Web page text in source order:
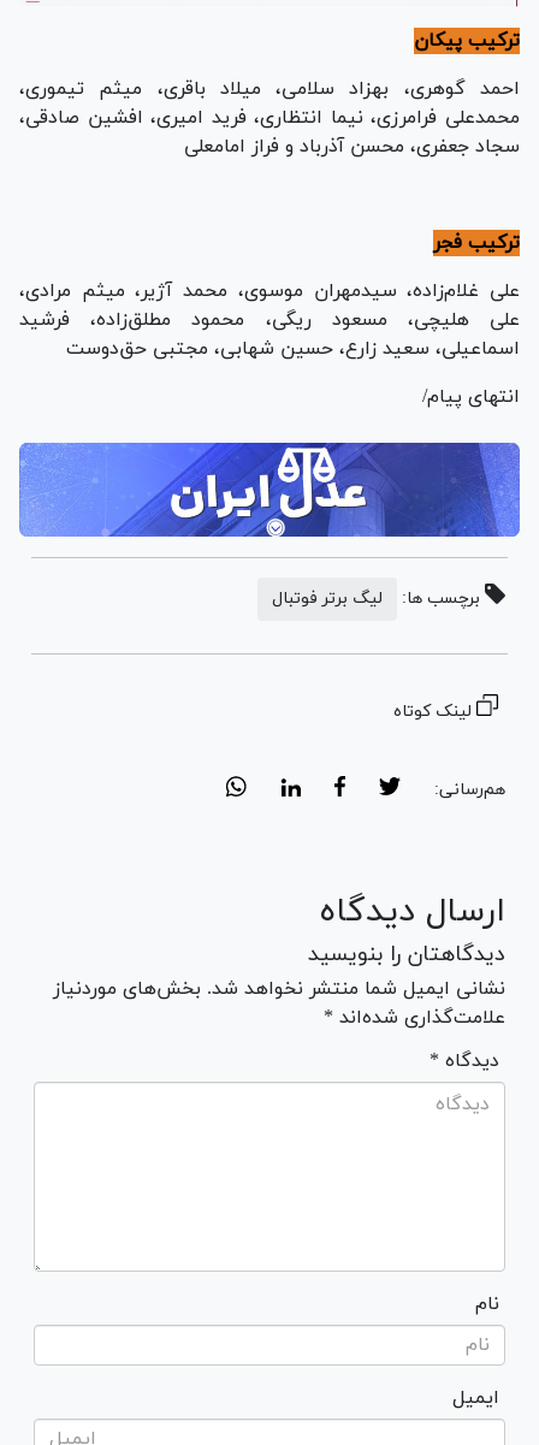
ترکیب پیکان
احمد گوهری، بهزاد سلامی، میلاد باقری، میثم تیموری،
محمدعلی فرامرزی، نیما انتظاری، فرید امیری، افشین صادقی،
سجاد جعفری، محسن آذرباد و فراز امامعلی
ترکیب فجر
علی غلام‌زاده، سیدمهران موسوی، محمد آژیر، میثم مرادی،
علی هلیچی، مسعود ریگی، محمود مطلق‌زاده، فرشید
اسماعیلی، سعید زارع، حسین شهابی، مجتبی حق‌دوست
انتهای پیام/
برچسب ها: لیگ برتر فوتبال
لینک کوتاه
هم‌رسانی:
ارسال دیدگاه
دیدگاهتان را بنویسید
نشانی ایمیل شما منتشر نخواهد شد. بخش‌های موردنیاز
علامت‌گذاری شده‌اند *
* دیدگاه
نام
ایمیل